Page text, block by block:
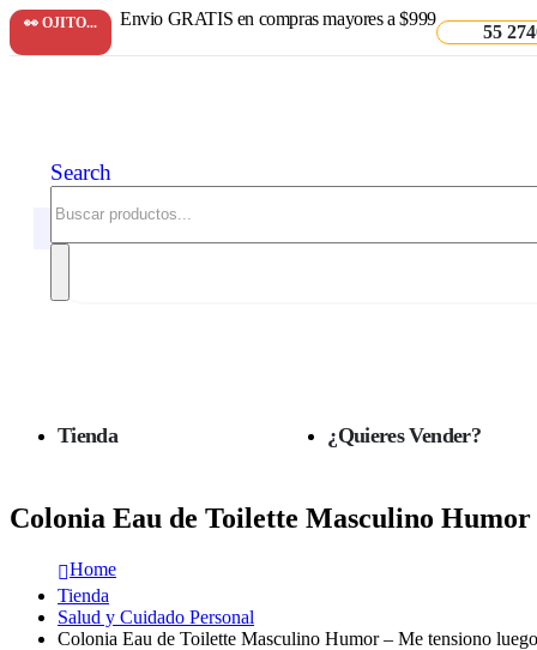
👀 OJITO... Envio GRATIS en compras mayores a $999
55
Search
Tienda ¿Quieres Vender?
Colonia Eau de Toilette Masculino
Home
Tienda
Salud y Cuidado Personal
Colonia Eau de Toilette Masculino Humor – Me tensiono